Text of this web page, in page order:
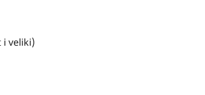
veliki)